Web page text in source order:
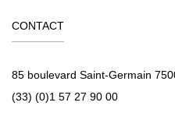
CONTACT
85 boulevard Saint-Germain
(33) (0)1 57 27 90 00